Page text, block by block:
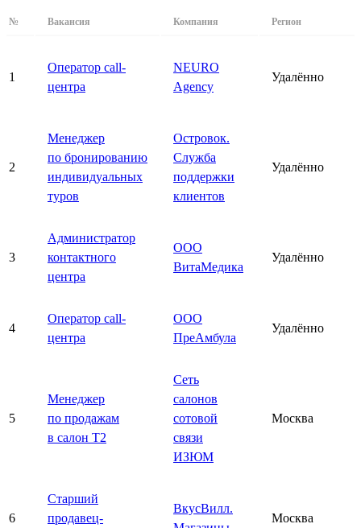
№ Вакансия Компания Регион
1
Оператор call-
центра
NEURO
Agency
Удалённо
2
Менеджер
по бронированию
индивидуальных
туров
Островок.
Служба
поддержки
клиентов
Удалённо
3
Администратор
контактного
центра
ООО
ВитаМедика
Удалённо
4
Оператор call-
центра
ООО
ПреАмбула
Удалённо
5
Менеджер
по продажам
в салон T2
Сеть
салонов
сотовой
связи
ИЗЮМ
Москва
6
Старший
продавец-
ВкусВилл.
Москва